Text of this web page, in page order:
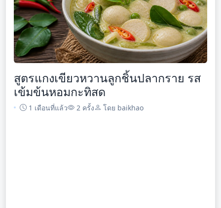
สูตรแกงเขียวหวานลูกชิ้นปลากราย รส
เข้มข้นหอมกะทิสด
1 เดือนที่แล้ว 2 ครั้ง โดย baikhao